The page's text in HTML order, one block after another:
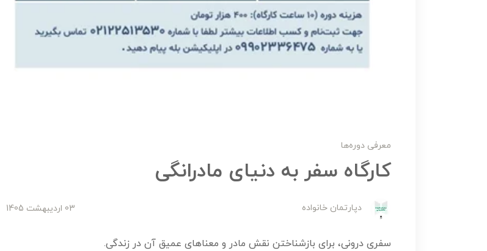
معرفی دوره‌ها
کارگاه سفر به دنیای مادرانگی
دپارتمان خانواده 03 ارديبهشت 1405
سفری درونی، برای بازشناختن نقش مادر و معناهای عمیق آن در زندگی.